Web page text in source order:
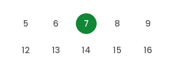
5 6 7 8 9
12 13 14 15 16